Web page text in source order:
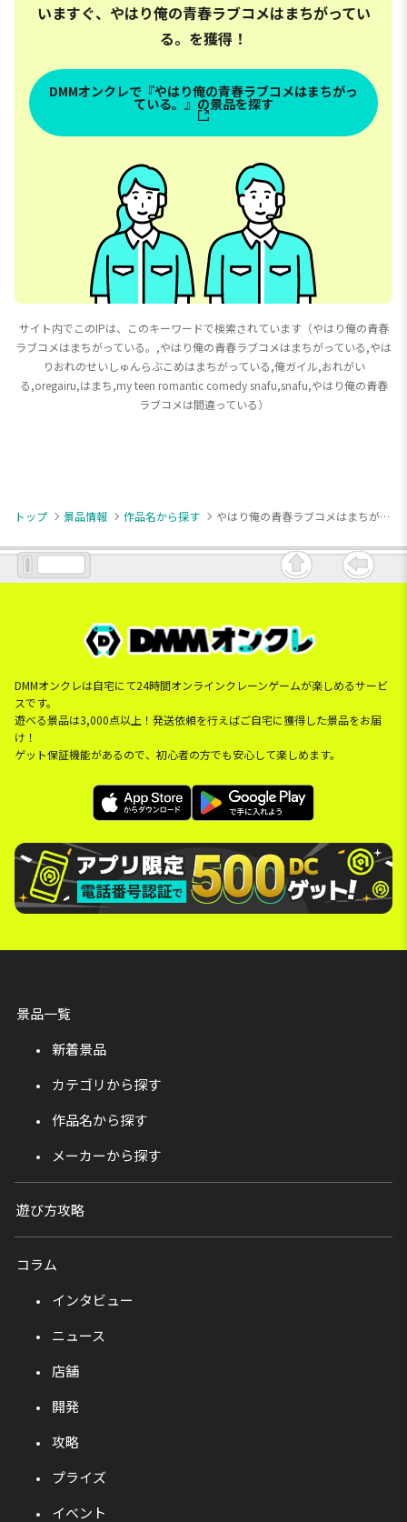
いますぐ、やはり俺の青春ラブコメはまちがってい
る。を獲得！
DMMオンクレで『やはり俺の青春ラブコメはまちがっ
ている。』の景品を探す
サイト内でこのIPは、このキーワードで検索されています（やはり俺の青春
ラブコメはまちがっている。,やはり俺の青春ラブコメはまちがっている,やは
りおれのせいしゅんらぶこめはまちがっている,俺ガイル,おれがい
る,oregairu,はまち,my teen romantic comedy snafu,snafu,やはり俺の青春
ラブコメは間違っている）
トップ 景品情報 作品名から探す やはり俺の青春ラブコメはまちがっている。
DMMオンクレは自宅にて24時間オンラインクレーンゲームが楽しめるサービ
スです。
遊べる景品は3,000点以上！発送依頼を行えばご自宅に獲得した景品をお届
け！
ゲット保証機能があるので、初心者の方でも安心して楽しめます。
景品一覧
新着景品
カテゴリから探す
作品名から探す
メーカーから探す
遊び方攻略
コラム
インタビュー
ニュース
店舗
開発
攻略
プライズ
イベント